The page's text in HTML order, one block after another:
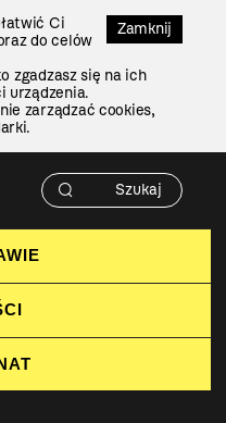
Zamknij
Ci
do celów
zgadzasz się na ich
urządzenia.
zarządzać cookies,